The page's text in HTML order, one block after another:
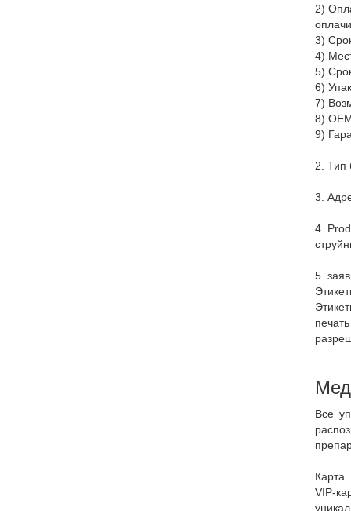
2)
3)
4)
5)
6)
7)
8)
9)
2. Тип
3.
4. P
5.
Все
Карта
VIP-